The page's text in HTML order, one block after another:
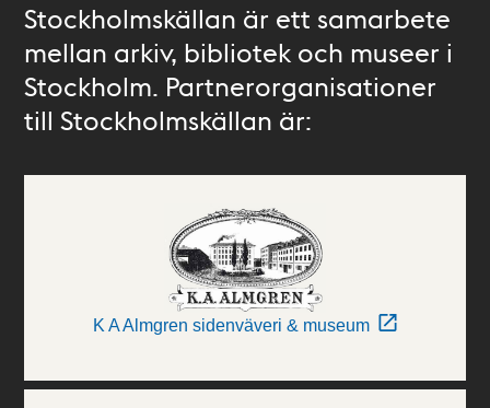
Stockholmskällan är ett samarbete
mellan arkiv, bibliotek och museer i
Stockholm. Partnerorganisationer
till Stockholmskällan är:
K A Almgren sidenväveri & museum